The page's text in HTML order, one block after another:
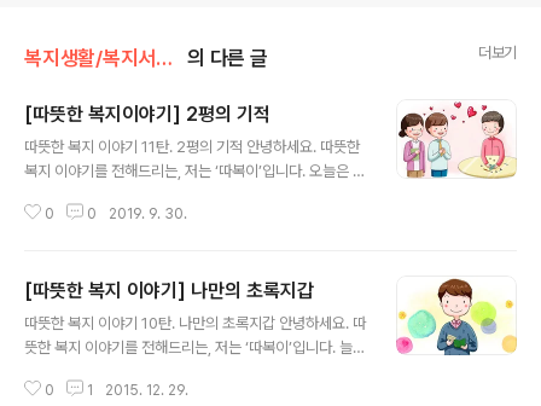
복지생활/복지서비스 수급 후기 의 다른 글 더보기
[따뜻한 복지이야기] 2평의 기적
따뜻한 복지 이야기 11탄. 2평의 기적 안녕하세요. 따뜻한
복지 이야기를 전해드리는, 저는 ‘따복이’입니다. 오늘은 조
나보실까요? 평소 금슬이 좋았던 L씨 부부는 하루하루 행
때부터 부부의 사이는 점점 멀어지게 되었습니다. 더 많은
이야기가 궁금하시다면?▼복지로 '따뜻한 복지 이야기' 바
로가기▼ ▼ 또 다른 복지로를 소개합니다 ▼
0 0 2019. 9. 30.
[따뜻한 복지 이야기] 나만의 초록지갑
따뜻한 복지 이야기 10탄. 나만의 초록지갑 안녕하세요. 따
뜻한 복지 이야기를 전해드리는, 저는 ‘따복이’입니다. 늘은
께 만나보실까요? 노원구에서 복지사로 일하는 조ㅇㅇ씨
0 1 2015. 12. 29.